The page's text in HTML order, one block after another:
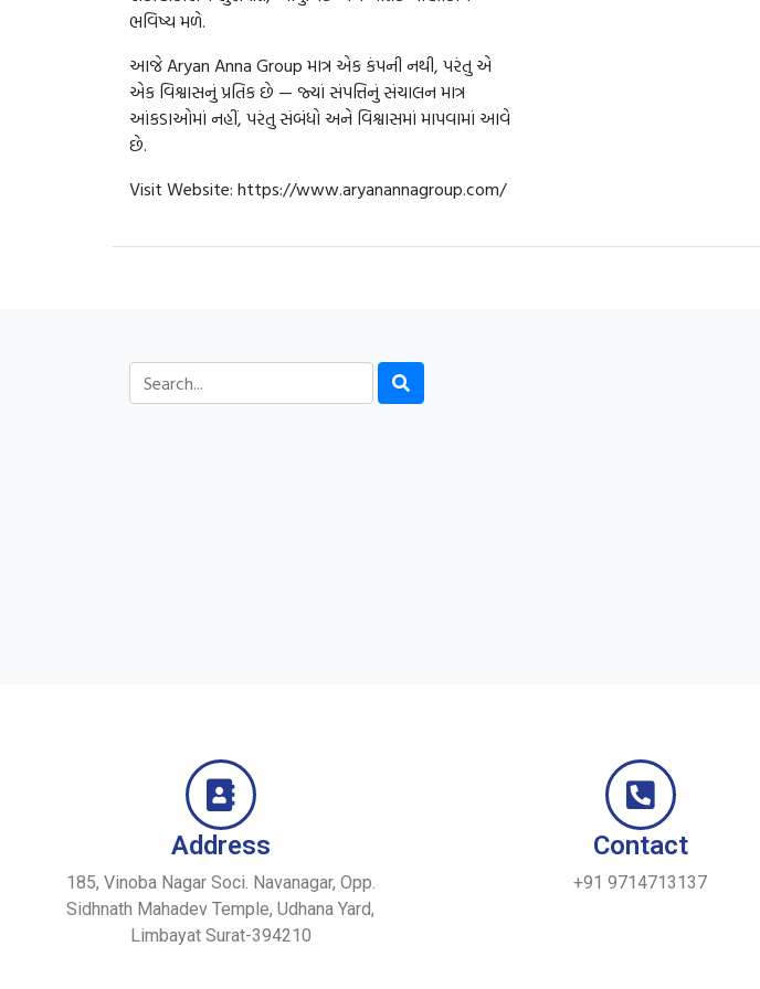
ભવિષ્ય મળે.
આજે Aryan Anna Group માત્ર એક કંપની નથી, પરંતુ એ
એક વિશ્વાસનું પ્રતિક છે — જ્યાં સંપત્તિનું સંચાલન માત્ર
આંકડાઓમાં નહીં, પરંતુ સંબંધો અને વિશ્વાસમાં માપવામાં આવે
છે.
Visit Website: https://www.aryanannagroup.com/
Address
185, Vinoba Nagar Soci. Navanagar, Opp.
Sidhnath Mahadev Temple, Udhana Yard,
Limbayat Surat-394210
Contact
+91 9714713137